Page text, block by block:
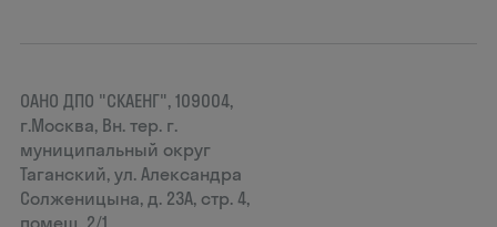
ОАНО ДПО "СКАЕНГ", 109004,
г.Москва, Вн. тер. г.
муниципальный округ
Таганский, ул. Александра
Солженицына, д. 23А, стр. 4,
помещ. 2/1